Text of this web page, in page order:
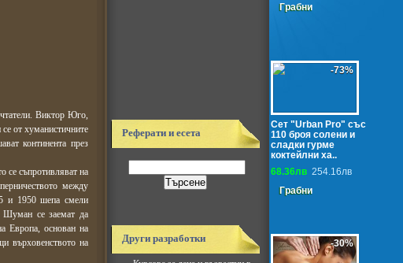
Грабни
-73%
Сет "Urban Pro" със
110 броя солени и
сладки гурме
коктейлни ха..
68.36лв 254.16лв
Грабни
-30%
Виктор Юго,
от хуманистичните
континента през
се съпротивляват на
между
и 1950 шепа смели
Шуман се заемат да
Европа, основан на
върховенството на
Реферати и есета
Други разработки